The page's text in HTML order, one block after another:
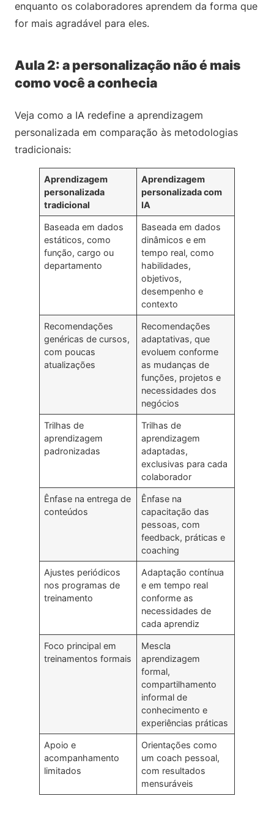
enquanto os colaboradores aprendem da forma que
for mais agradável para eles.
Aula 2: a personalização não é mais
como você a conhecia
Veja como a IA redefine a aprendizagem
personalizada em comparação às metodologias
tradicionais:
Aprendizagem
personalizada
tradicional
Aprendizagem
personalizada com
IA
Baseada em dados
estáticos, como
função, cargo ou
departamento
Baseada em dados
dinâmicos e em
tempo real, como
habilidades,
objetivos,
desempenho e
contexto
Recomendações
genéricas de cursos,
com poucas
atualizações
Recomendações
adaptativas, que
evoluem conforme
as mudanças de
funções, projetos e
necessidades dos
negócios
Trilhas de
aprendizagem
padronizadas
Trilhas de
aprendizagem
adaptadas,
exclusivas para cada
colaborador
Ênfase na entrega de
conteúdos
Ênfase na
capacitação das
pessoas, com
feedback, práticas e
coaching
Ajustes periódicos
nos programas de
treinamento
Adaptação contínua
e em tempo real
conforme as
necessidades de
cada aprendiz
Foco principal em
treinamentos formais
Mescla
aprendizagem
formal,
compartilhamento
informal de
conhecimento e
experiências práticas
Apoio e
acompanhamento
limitados
Orientações como
um coach pessoal,
com resultados
mensuráveis